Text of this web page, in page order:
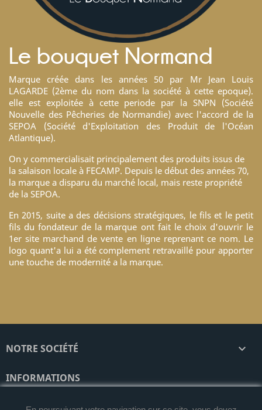
Le bouquet Normand
Marque créée dans les années 50 par Mr Jean Louis
LAGARDE (2ème du nom dans la société à cette epoque).
elle est exploitée à cette periode par la SNPN (Société
Nouvelle des Pêcheries de Normandie) avec l'accord de la
SEPOA (Société d'Exploitation des Produit de l'Océan
Atlantique).
On y commercialisait principalement des produits issus de
la salaison locale à FECAMP. Depuis le début des années 70,
la marque a disparu du marché local, mais reste propriété
de la SEPOA.
En 2015, suite a des décisions stratégiques, le fils et le petit
fils du fondateur de la marque ont fait le choix d'ouvrir le
1er site marchand de vente en ligne reprenant ce nom. Le
logo quant'a lui a été complement retravaillé pour apporter
une touche de modernité a la marque.
NOTRE SOCIÉTÉ 
INFORMATIONS